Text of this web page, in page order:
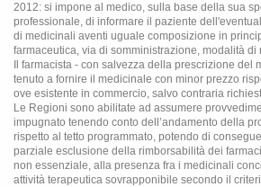
2012: si impone al medico, sulla base della sua
professionale, di informare il paziente
di medicinali aventi uguale composizione in
farmaceutica, via di somministrazione, modalità
Il farmacista - con salvezza della prescrizione del
tenuto a fornire il medicinale con minor prezzo
ove esistente in commercio, salvo contraria
Le Regioni sono abilitate ad assumere
impugnato tenendo conto dell’andamento della
rispetto al tetto programmato, potendo di
parziale esclusione della rimborsabilità dei
non essenziale, alla presenza fra i medicinali
attività terapeutica sovrapponibile secondo il